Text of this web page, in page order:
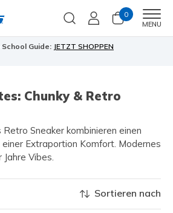
0
MENU
Guide: JETZT SHOPPEN
Chunky & Retro
Sneaker kombinieren einen
Extraportion Komfort. Modernes
Vibes.
Sortieren nach